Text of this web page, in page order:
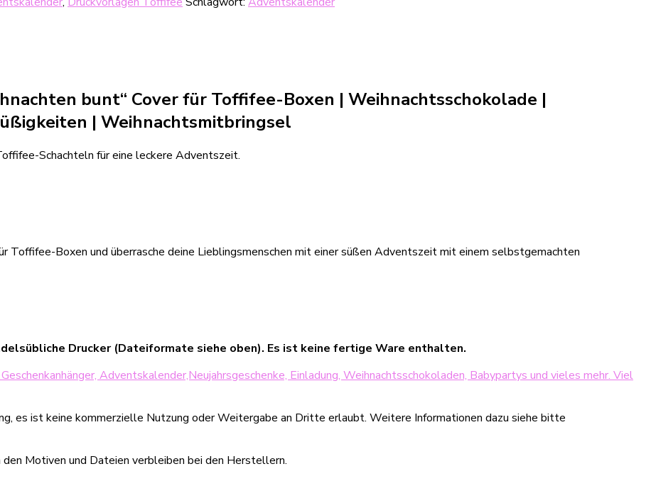
bunt“ Cover für Toffifee-Boxen | Weihnachtsschokolade |
| Weihnachtsmitbringsel
Schachteln für eine leckere Adventszeit.
Toffifee-Boxen und überrasche deine Lieblingsmenschen mit einer süßen Adventszeit mit einem selbstgemachten
Drucker (Dateiformate siehe oben). Es ist keine fertige Ware enthalten.
Adventskalender,Neujahrsgeschenke, Einladung, Weihnachtsschokoladen, Babypartys und vieles mehr. Viel
es ist keine kommerzielle Nutzung oder Weitergabe an Dritte erlaubt. Weitere Informationen dazu siehe bitte
Motiven und Dateien verbleiben bei den Herstellern.